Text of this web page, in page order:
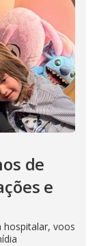
de
e
hospitalar, voos